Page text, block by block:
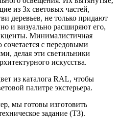
из 3х световых частей,
деревьев, не только придают
и визуально расширяют его,
Минималистичная
с передовыми
делая эти светильники
искусства.
из каталога RAL, чтобы
палитре экстерьера.
мы готовы изготовить
задание (ТЗ).